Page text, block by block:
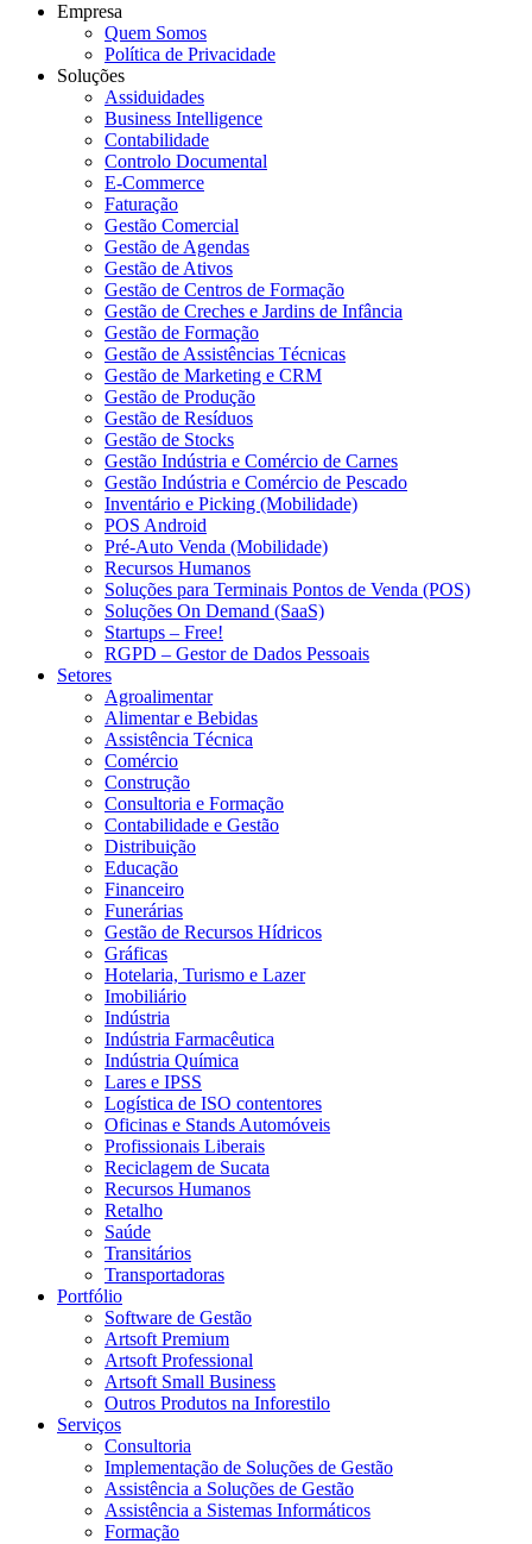
Empresa
Quem Somos
Política de Privacidade
Soluções
Assiduidades
Business Intelligence
Contabilidade
Controlo Documental
E-Commerce
Faturação
Gestão Comercial
Gestão de Agendas
Gestão de Ativos
Gestão de Centros de Formação
Gestão de Creches e Jardins de Infância
Gestão de Formação
Gestão de Assistências Técnicas
Gestão de Marketing e CRM
Gestão de Produção
Gestão de Resíduos
Gestão de Stocks
Gestão Indústria e Comércio de Carnes
Gestão Indústria e Comércio de Pescado
Inventário e Picking (Mobilidade)
POS Android
Pré-Auto Venda (Mobilidade)
Recursos Humanos
Soluções para Terminais Pontos de Venda (POS)
Soluções On Demand (SaaS)
Startups – Free!
RGPD – Gestor de Dados Pessoais
Setores
Agroalimentar
Alimentar e Bebidas
Assistência Técnica
Comércio
Construção
Consultoria e Formação
Contabilidade e Gestão
Distribuição
Educação
Financeiro
Funerárias
Gestão de Recursos Hídricos
Gráficas
Hotelaria, Turismo e Lazer
Imobiliário
Indústria
Indústria Farmacêutica
Indústria Química
Lares e IPSS
Logística de ISO contentores
Oficinas e Stands Automóveis
Profissionais Liberais
Reciclagem de Sucata
Recursos Humanos
Retalho
Saúde
Transitários
Transportadoras
Portfólio
Software de Gestão
Artsoft Premium
Artsoft Professional
Artsoft Small Business
Outros Produtos na Inforestilo
Serviços
Consultoria
Implementação de Soluções de Gestão
Assistência a Soluções de Gestão
Assistência a Sistemas Informáticos
Formação